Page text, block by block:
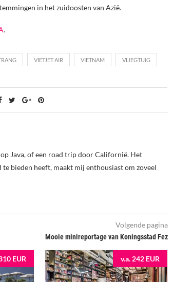
in het zuidoosten van Azië.
.
VIETJET AIR VIETNAM VLIEGTUIG
Java, of een road trip door Californië. Het
bieden heeft, maakt mij enthousiast om zoveel
Volgende pagina
Mooie minireportage van Koningsstad Fez
EUR v.a. 242 EUR